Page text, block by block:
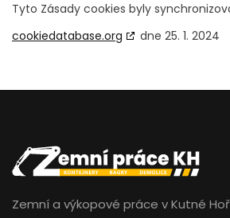
Tyto Zásady cookies byly
cookiedatabase.org
dne 25. 1. 2024
Zemní a výkopové práce v Kutné